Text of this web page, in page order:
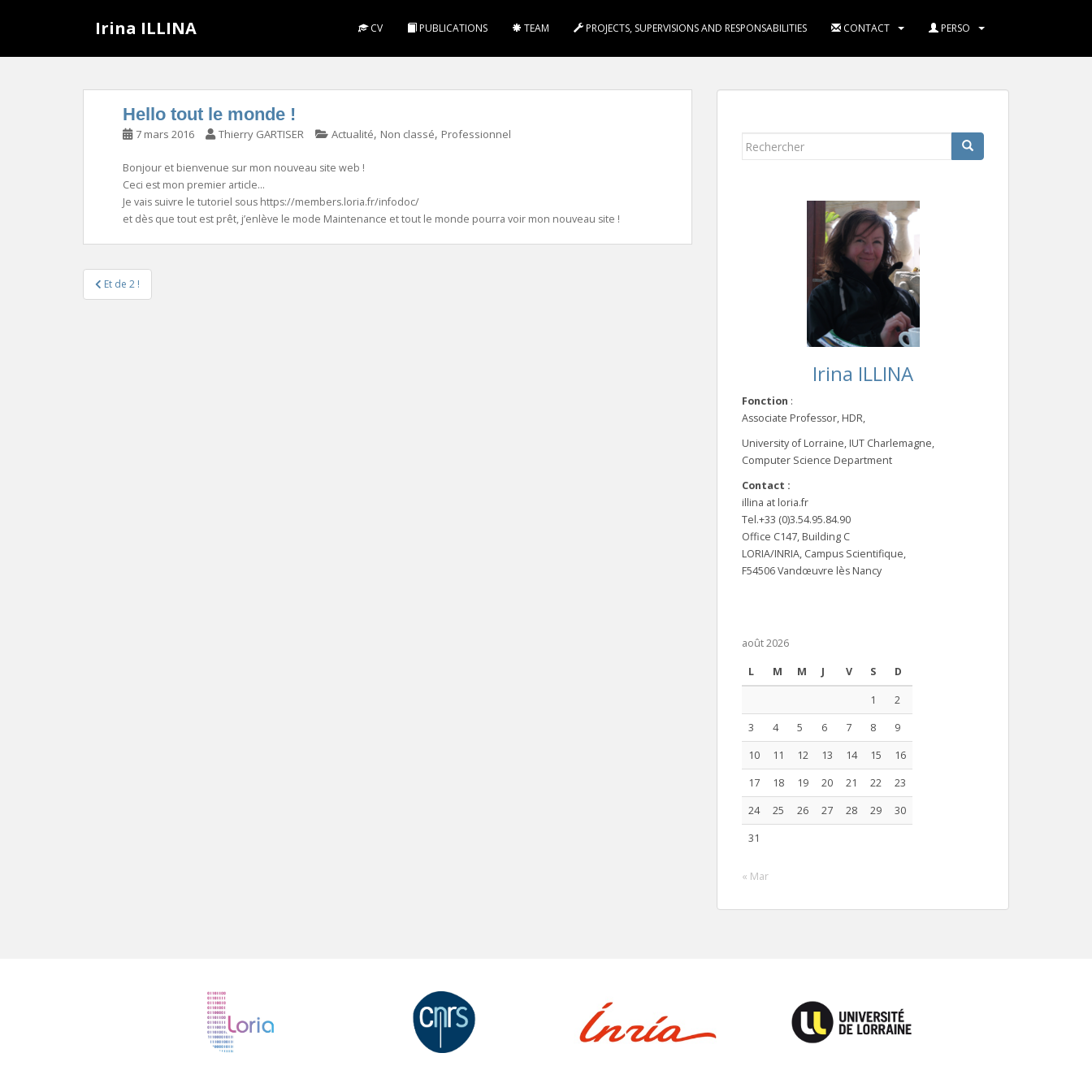
Irina ILLINA CV PUBLICATIONS TEAM PROJECTS, SUPERVISIONS AND RESPONSABILITIES CONTACT PERSO
Hello tout le monde !
7 mars 2016 Thierry GARTISER Actualité, Non classé, Professionnel
Bonjour et bienvenue sur mon nouveau site web !
Ceci est mon premier article…
Je vais suivre le tutoriel sous https://members.loria.fr/infodoc/
et dès que tout est prêt, j’enlève le mode Maintenance et tout le monde pourra voir mon nouveau site !
Navigation
de
Et de 2 !
Rechercher...
Irina ILLINA
Fonction :
Associate Professor, HDR,
University of Lorraine, IUT Charlemagne,
Computer Science Department
Contact :
illina at loria.fr
Tel.+33 (0)3.54.95.84.90
Office C147, Building C
LORIA/INRIA, Campus Scientifique,
F54506 Vandœuvre lès Nancy
août 2026
L M M J V S D
1
2
3
4 5 6 7 8
9
10
11 12 13 14 15
16
17
18 19 20 21 22
23
24
25 26 27 28 29
30
31
« Mar